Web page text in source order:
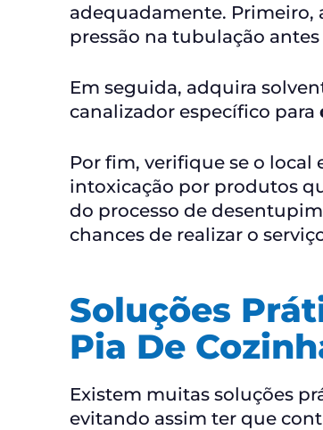
adequadamente. Primeiro,
pressão na tubulação
Em seguida, adquira
canalizador específico para
Por fim, verifique se o
intoxicação por produtos
do processo de
chances de realizar o
Soluções
Pia De
Existem muitas soluções
evitando assim ter que